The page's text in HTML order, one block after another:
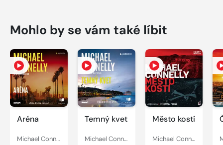
Mohlo by se vám také líbit
Aréna
Michael Connelly
Temný kvet
Michael Connelly
Město kostí
Michael Connelly